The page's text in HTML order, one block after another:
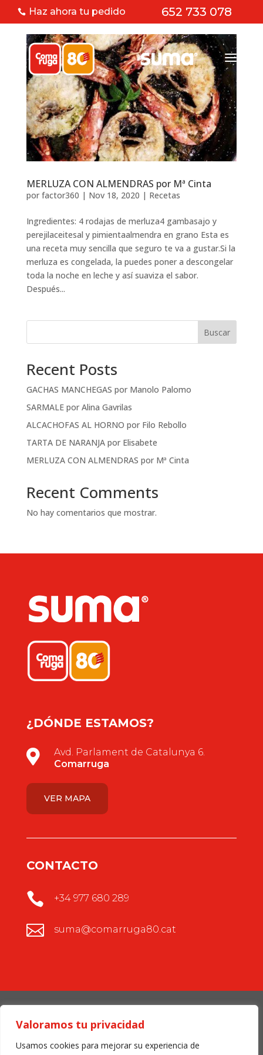
Valoramos tu privacidad
Usamos cookies para mejorar su experiencia de
 Haz ahora tu pedido 652 733 078
MERLUZA CON ALMENDRAS por Mª Cinta
por factor360 | Nov 18, 2020 | Recetas
Ingredientes: 4 rodajas de merluza4 gambasajo y
perejilaceitesal y pimientaalmendra en grano Esta es
una receta muy sencilla que seguro te va a gustar.Si la
merluza es congelada, la puedes poner a descongelar
toda la noche en leche y así suaviza el sabor.
Después...
Buscar
Recent Posts
GACHAS MANCHEGAS por Manolo Palomo
SARMALE por Alina Gavrilas
ALCACHOFAS AL HORNO por Filo Rebollo
TARTA DE NARANJA por Elisabete
MERLUZA CON ALMENDRAS por Mª Cinta
Recent Comments
No hay comentarios que mostrar.
¿DÓNDE ESTAMOS?

Avd. Parlament de Catalunya 6.
Comarruga
VER MAPA
CONTACTO
 +34 977 680 289
 suma@comarruga80.cat
Política de privacidad
Copyright © 2020 Comarruga80 SUMA Supermercats